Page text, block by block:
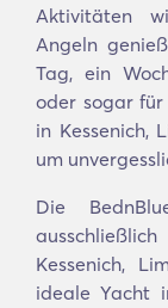
Aktivitäten
Angeln
Tag, ein
oder sogar
in Kessenich,
um
Die
Kessenich,
ideale Yacht